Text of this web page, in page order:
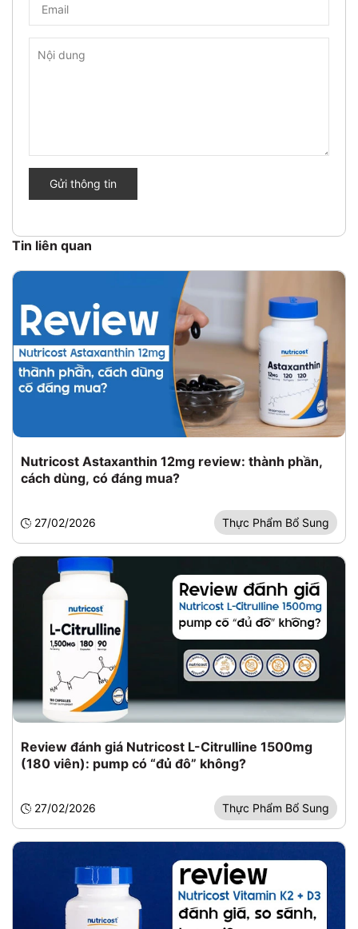
Gửi thông tin
Tin liên quan
Nutricost Astaxanthin 12mg review: thành phần,
cách dùng, có đáng mua?
27/02/2026 Thực Phẩm Bổ Sung
Review đánh giá Nutricost L-Citrulline 1500mg
(180 viên): pump có “đủ đô” không?
27/02/2026 Thực Phẩm Bổ Sung